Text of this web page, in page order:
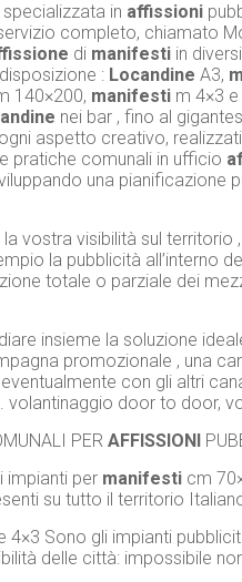
in affissioni
completo, chiamato
di manifesti in
: Locandine A3,
140×200, manifesti m 4×3 e
nei bar , fino al
aspetto creativo,
pratiche comunali in ufficio
una pianificazione
la vostra visibilità sul
la pubblicità all’interno
totale o parziale dei
insieme la soluzione
promozionale , una
con gli altri
volantinaggio door to door,
PER AFFISSIONI
impianti per manifesti cm
su tutto il territorio
4×3 Sono gli impianti
delle città: impossibile